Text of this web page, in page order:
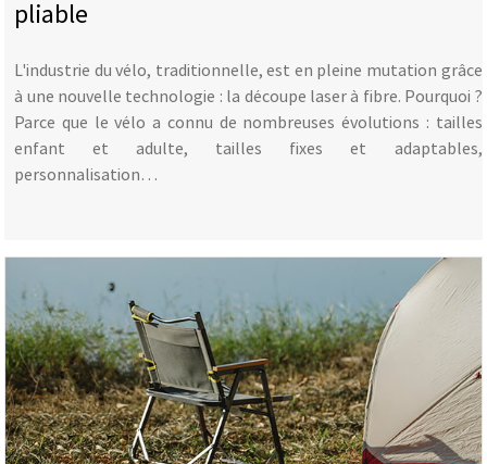
pliable
L'industrie du vélo, traditionnelle, est en pleine mutation grâce
à une nouvelle technologie : la découpe laser à fibre. Pourquoi ?
Parce que le vélo a connu de nombreuses évolutions : tailles
enfant et adulte, tailles fixes et adaptables,
personnalisation…